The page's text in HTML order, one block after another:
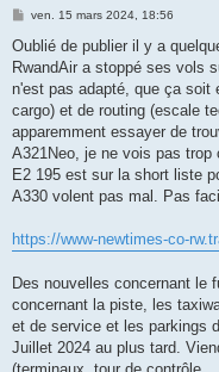
M
s
a
g
ven. 15 mars 2024, 18:56
Oublié de publier il y a
RwandAir a stoppé ses vols
n'est pas adapté, que ça soit
cargo) et de routing (escale
apparemment essayer de
A321Neo, je ne vois pas trop
E2 195 est sur la short liste
A330 volent pas mal. Pas
https://www-newtimes-co-
Des nouvelles concernant le
concernant la piste, les
et de service et les parkings
Juillet 2024 au plus tard.